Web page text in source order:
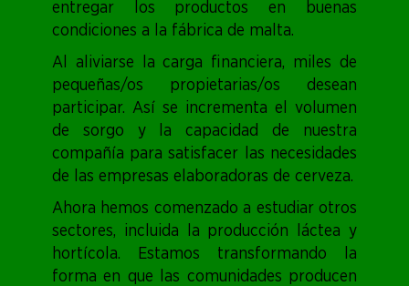
entregar los productos en buenas
condiciones a la fábrica de malta.
Al aliviarse la carga financiera, miles de
pequeñas/os propietarias/os desean
participar. Así se incrementa el volumen
de sorgo y la capacidad de nuestra
compañía para satisfacer las necesidades
de las empresas elaboradoras de cerveza.
Ahora hemos comenzado a estudiar otros
sectores, incluida la producción láctea y
hortícola. Estamos transformando la
forma en que las comunidades producen